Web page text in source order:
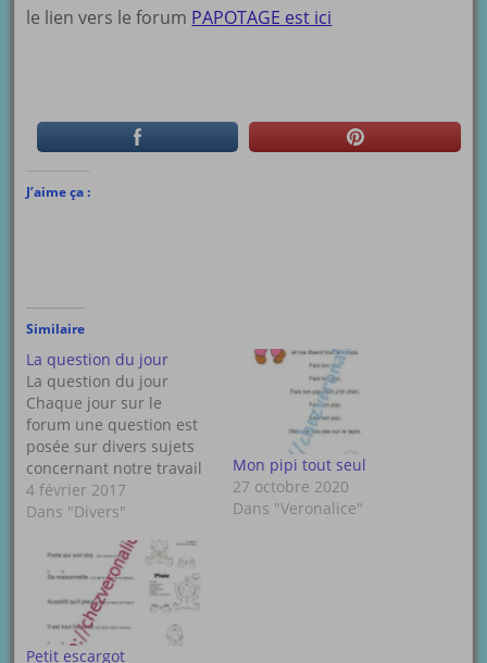
le lien vers le forum PAPOTAGE est ici
J’aime ça :
Similaire
La question du jour
La question du jour
Chaque jour sur le
forum une question est
posée sur divers sujets
concernant notre travail
ou autres vous pouvez
bien entendu y
connectant sur le forum
ou en vous inscrivant si
cela n'est pas encore
fait. Le lien voici le lien
direct ou…
4 février 2017
Dans "Divers"
Mon pipi tout seul
27 octobre 2020
Dans "Veronalice"
Petit escargot